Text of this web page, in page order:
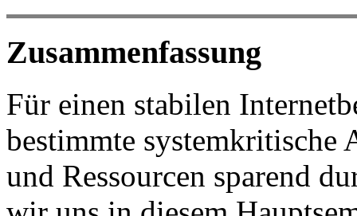
Zusammenfassung
Für einen stabilen
bestimmte systemkritische
und Ressourcen sparend